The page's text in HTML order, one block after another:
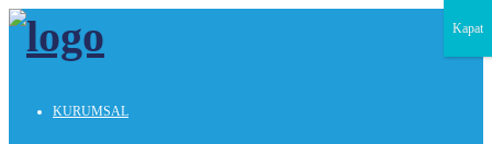
KURUMSAL
Kapat